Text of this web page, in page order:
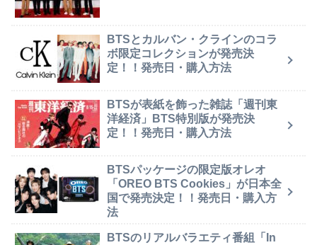
BTSとカルバン・クラインのコラ
ボ限定コレクションが発売決
定！！発売日・購入方法
BTSが表紙を飾った雑誌「週刊東
洋経済」BTS特別版が発売決
定！！発売日・購入方法
BTSパッケージの限定版オレオ
「OREO BTS Cookies」が日本全
国で発売決定！！発売日・購入方
法
BTSのリアルバラエティ番組「In